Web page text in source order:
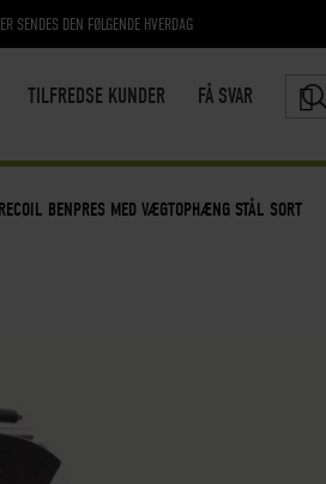
SENDES DEN FØLGENDE HVERDAG
TILFREDSE KUNDER FÅ SVAR
RECOIL BENPRES MED VÆGTOPHÆNG STÅL SORT